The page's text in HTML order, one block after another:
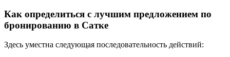
Как определиться с лучшим предложением по
бронированию в Сатке
Здесь уместна следующая последовательность действий: